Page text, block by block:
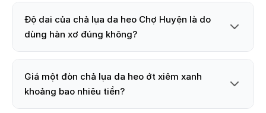
Độ dai của chả lụa da heo Chợ Huyện là do
dùng hàn xơ đúng không?
Giá một đòn chả lụa da heo ớt xiêm xanh
khoảng bao nhiêu tiền?